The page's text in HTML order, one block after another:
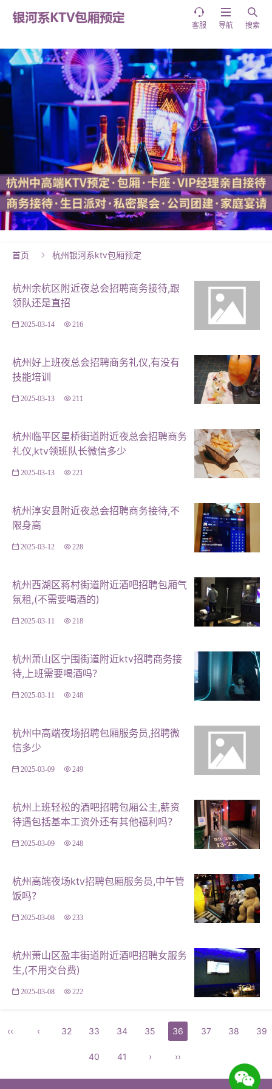

搜索

导航

客服
首页  杭州银河系ktv包厢预定
杭州余杭区附近夜总会招聘商务接待,跟
领队还是直招
2025-03-14 216
杭州好上班夜总会招聘商务礼仪,有没有
技能培训
2025-03-13 211
杭州临平区星桥街道附近夜总会招聘商务
礼仪,ktv领班队长微信多少
2025-03-13 221
杭州淳安县附近夜总会招聘商务接待,不
限身高
2025-03-12 228
杭州西湖区蒋村街道附近酒吧招聘包厢气
氛租,(不需要喝酒的)
2025-03-11 218
杭州萧山区宁围街道附近ktv招聘商务接
待,上班需要喝酒吗？
2025-03-11 248
杭州中高端夜场招聘包厢服务员,招聘微
信多少
2025-03-09 249
杭州上班轻松的酒吧招聘包厢公主,薪资
待遇包括基本工资外还有其他福利吗？
2025-03-09 248
杭州高端夜场ktv招聘包厢服务员,中午管
饭吗？
2025-03-08 233
杭州萧山区盈丰街道附近酒吧招聘女服务
生,(不用交台费)
2025-03-08 222
‹‹ ‹ 32 33 34 35 36 37 38 39
40 41 › ››